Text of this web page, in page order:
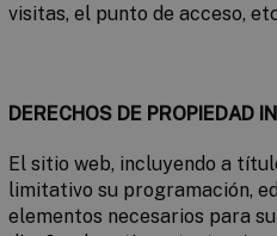
visitas, el punto de acceso,
DERECHOS DE PROPIEDAD
El sitio web, incluyendo a
limitativo su programación,
elementos necesarios para